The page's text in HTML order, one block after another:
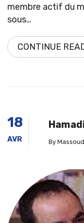
membre actif du
sous…
CONTINUE
18
AVR By